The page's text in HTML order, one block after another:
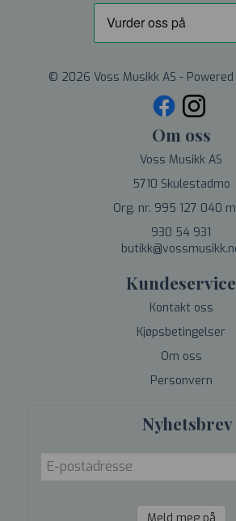
© 2026 Voss Musikk AS - Powered
Om oss
Voss Musikk AS
5710 Skulestadmo
Org. nr. 995 127 040
930 54 931
Kundeservice
Kontakt oss
Kjøpsbetingelser
Om oss
Personvern
Nyhetsbrev